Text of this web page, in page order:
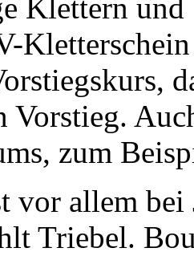
Klettern
Vorstieg.
zum
vor allem
Triebel.